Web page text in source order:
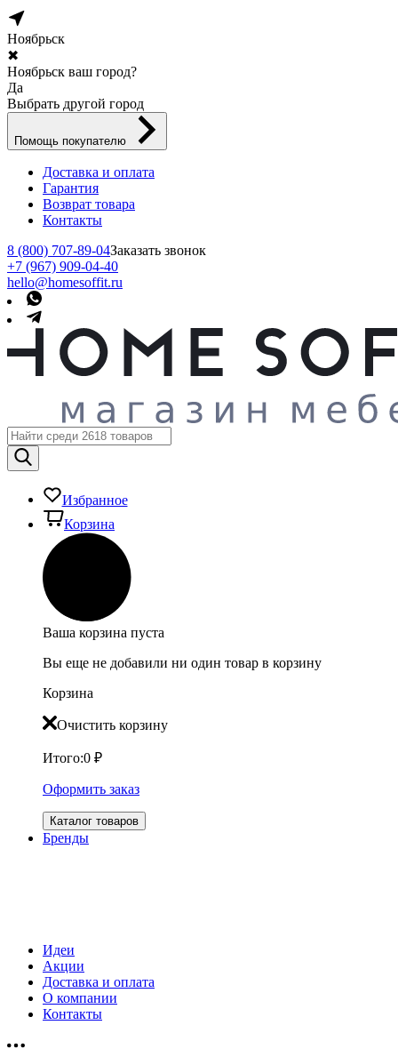
Ноябрьск
✖
Ноябрьск ваш город?
Да
Выбрать другой город
Помощь покупателю
Доставка и оплата
Гарантия
Возврат товара
Контакты
8 (800) 707-89-04Заказать звонок
+7 (967) 909-04-40
hello@homesoffit.ru
Избранное
Корзина
Ваша корзина пуста
Вы еще не добавили ни один товар в корзину
Корзина
Очистить корзину
Итого:0 ₽
Оформить заказ
Каталог товаров
Бренды
Идеи
Акции
Доставка и оплата
О компании
Контакты